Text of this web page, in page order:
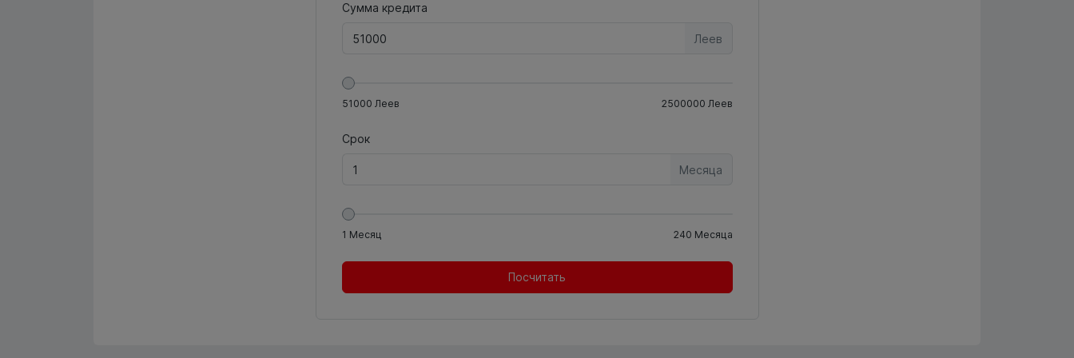
Сумма кредита
Леев
51000 Леев 2500000 Леев
Срок
Месяца
1 Месяц 240 Месяца
Посчитать